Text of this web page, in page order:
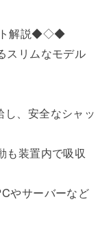
ト解説◆◇◆
スリムなモデル
、安全なシャッ
も装置内で吸収
やサーバーなど